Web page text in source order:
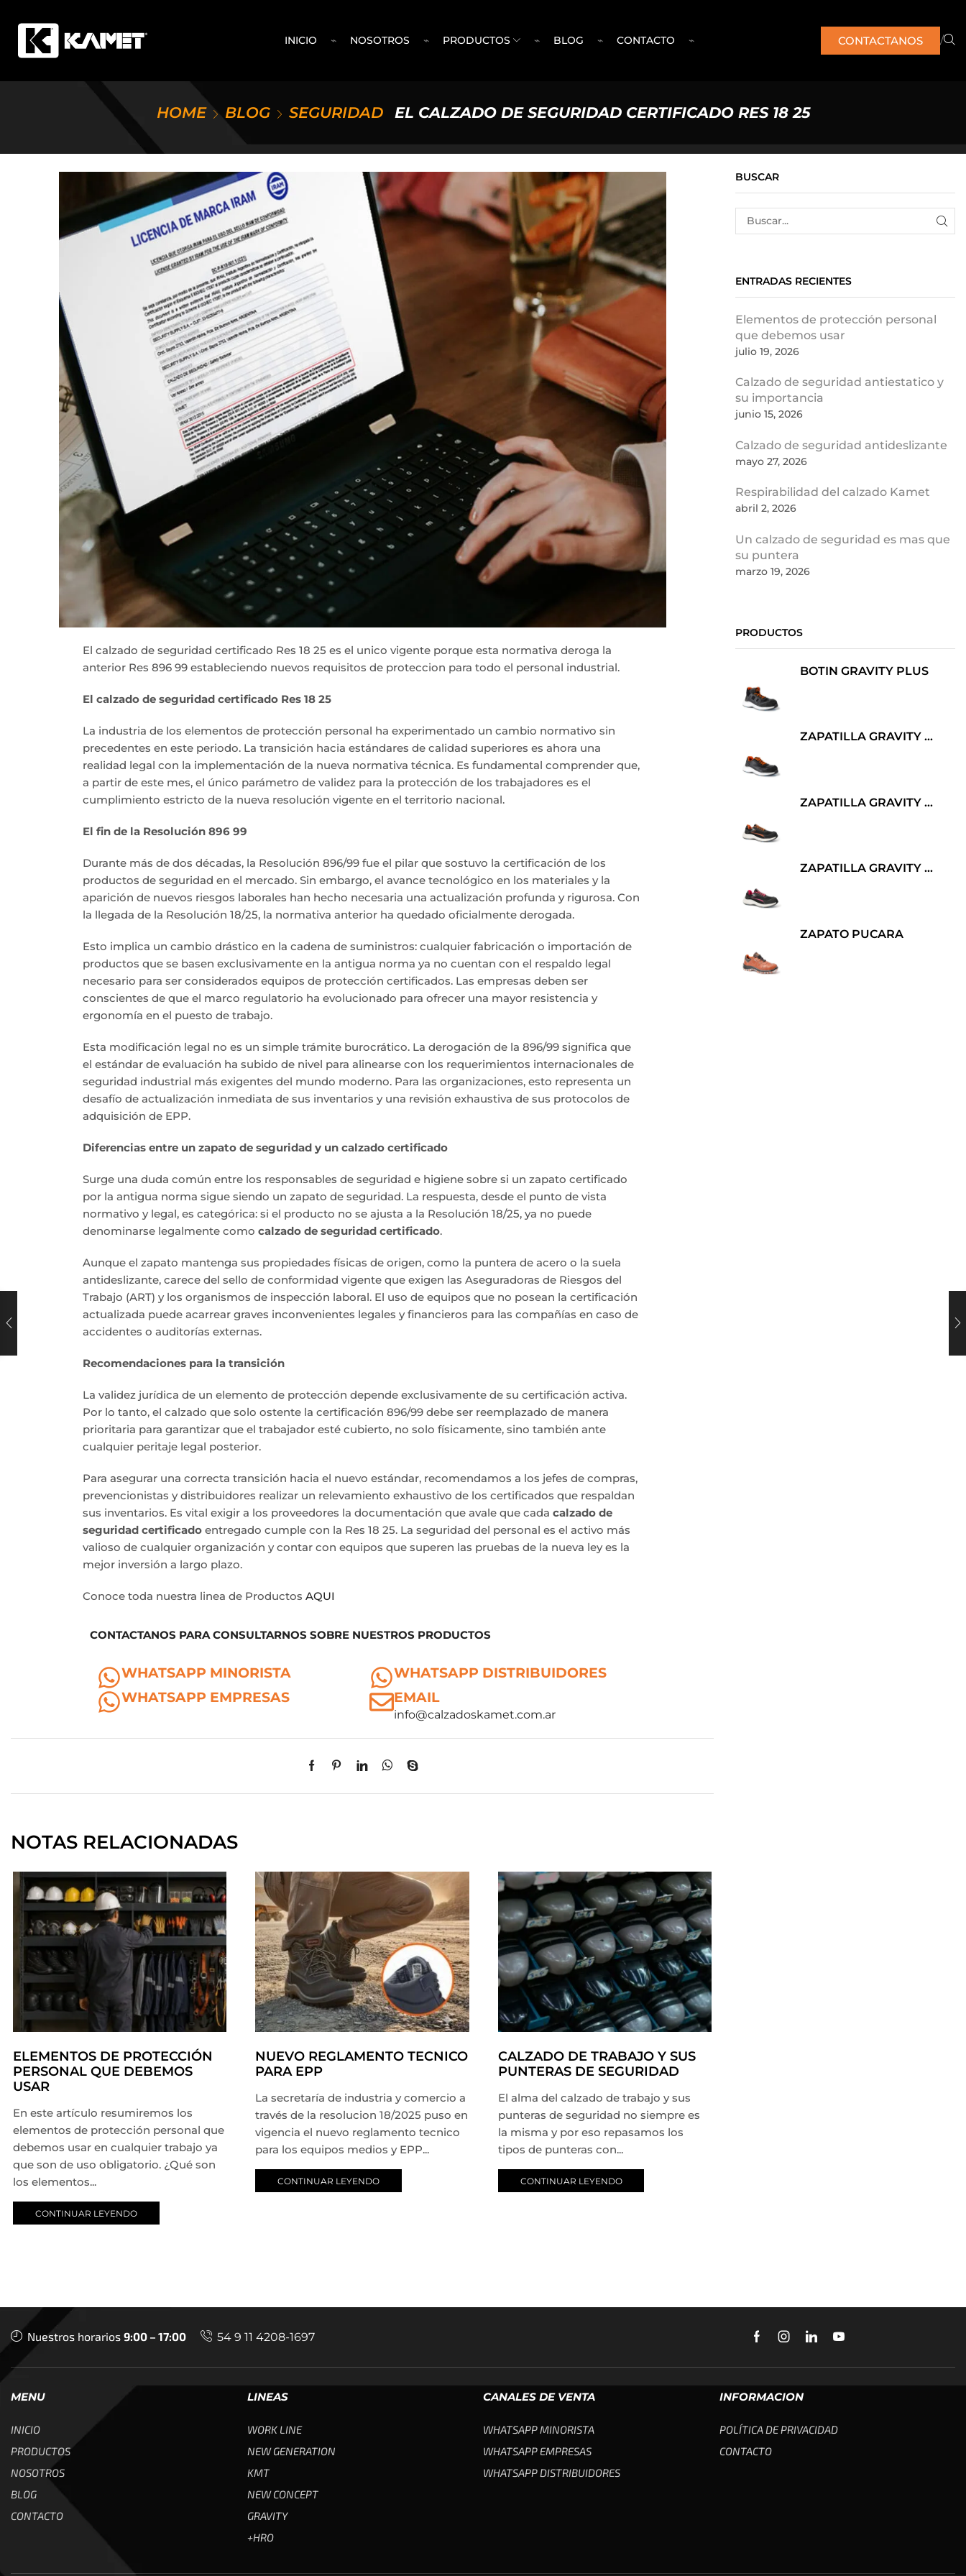
INICIO ⌁ NOSOTROS ⌁ PRODUCTOS ⌁ BLOG ⌁ CONTACTO ⌁ CONTACTANOS /
HOME BLOG SEGURIDAD EL CALZADO DE SEGURIDAD CERTIFICADO RES 18 25
El calzado de seguridad certificado Res 18 25 es el unico vigente porque esta normativa deroga la
anterior Res 896 99 estableciendo nuevos requisitos de proteccion para todo el personal industrial.
El calzado de seguridad certificado Res 18 25
La industria de los elementos de protección personal ha experimentado un cambio normativo sin
precedentes en este periodo. La transición hacia estándares de calidad superiores es ahora una
realidad legal con la implementación de la nueva normativa técnica. Es fundamental comprender que,
a partir de este mes, el único parámetro de validez para la protección de los trabajadores es el
cumplimiento estricto de la nueva resolución vigente en el territorio nacional.
El fin de la Resolución 896 99
Durante más de dos décadas, la Resolución 896/99 fue el pilar que sostuvo la certificación de los
productos de seguridad en el mercado. Sin embargo, el avance tecnológico en los materiales y la
aparición de nuevos riesgos laborales han hecho necesaria una actualización profunda y rigurosa. Con
la llegada de la Resolución 18/25, la normativa anterior ha quedado oficialmente derogada.
Esto implica un cambio drástico en la cadena de suministros: cualquier fabricación o importación de
productos que se basen exclusivamente en la antigua norma ya no cuentan con el respaldo legal
necesario para ser considerados equipos de protección certificados. Las empresas deben ser
conscientes de que el marco regulatorio ha evolucionado para ofrecer una mayor resistencia y
ergonomía en el puesto de trabajo.
Esta modificación legal no es un simple trámite burocrático. La derogación de la 896/99 significa que
el estándar de evaluación ha subido de nivel para alinearse con los requerimientos internacionales de
seguridad industrial más exigentes del mundo moderno. Para las organizaciones, esto representa un
desafío de actualización inmediata de sus inventarios y una revisión exhaustiva de sus protocolos de
adquisición de EPP.
Diferencias entre un zapato de seguridad y un calzado certificado
Surge una duda común entre los responsables de seguridad e higiene sobre si un zapato certificado
por la antigua norma sigue siendo un zapato de seguridad. La respuesta, desde el punto de vista
normativo y legal, es categórica: si el producto no se ajusta a la Resolución 18/25, ya no puede
denominarse legalmente como calzado de seguridad certificado.
Aunque el zapato mantenga sus propiedades físicas de origen, como la puntera de acero o la suela
antideslizante, carece del sello de conformidad vigente que exigen las Aseguradoras de Riesgos del
Trabajo (ART) y los organismos de inspección laboral. El uso de equipos que no posean la certificación
actualizada puede acarrear graves inconvenientes legales y financieros para las compañías en caso de
accidentes o auditorías externas.
Recomendaciones para la transición
La validez jurídica de un elemento de protección depende exclusivamente de su certificación activa.
Por lo tanto, el calzado que solo ostente la certificación 896/99 debe ser reemplazado de manera
prioritaria para garantizar que el trabajador esté cubierto, no solo físicamente, sino también ante
cualquier peritaje legal posterior.
Para asegurar una correcta transición hacia el nuevo estándar, recomendamos a los jefes de compras,
prevencionistas y distribuidores realizar un relevamiento exhaustivo de los certificados que respaldan
sus inventarios. Es vital exigir a los proveedores la documentación que avale que cada calzado de
seguridad certificado entregado cumple con la Res 18 25. La seguridad del personal es el activo más
valioso de cualquier organización y contar con equipos que superen las pruebas de la nueva ley es la
mejor inversión a largo plazo.
Conoce toda nuestra linea de Productos AQUI
CONTACTANOS PARA CONSULTARNOS SOBRE NUESTROS PRODUCTOS
WHATSAPP MINORISTA
WHATSAPP EMPRESAS
WHATSAPP DISTRIBUIDORES
EMAIL
info@calzadoskamet.com.ar
NOTAS RELACIONADAS
ELEMENTOS DE PROTECCIÓN
PERSONAL QUE DEBEMOS
USAR
En este artículo resumiremos los
elementos de protección personal que
debemos usar en cualquier trabajo ya
que son de uso obligatorio. ¿Qué son
los elementos...
CONTINUAR LEYENDO
NUEVO REGLAMENTO TECNICO
PARA EPP
La secretaría de industria y comercio a
través de la resolucion 18/2025 puso en
vigencia el nuevo reglamento tecnico
para los equipos medios y EPP...
CONTINUAR LEYENDO
CALZADO DE TRABAJO Y SUS
PUNTERAS DE SEGURIDAD
El alma del calzado de trabajo y sus
punteras de seguridad no siempre es
la misma y por eso repasamos los
tipos de punteras con...
CONTINUAR LEYENDO
BUSCAR
ENTRADAS RECIENTES
Elementos de protección personal
que debemos usar
julio 19, 2026
Calzado de seguridad antiestatico y
su importancia
junio 15, 2026
Calzado de seguridad antideslizante
mayo 27, 2026
Respirabilidad del calzado Kamet
abril 2, 2026
Un calzado de seguridad es mas que
su puntera
marzo 19, 2026
PRODUCTOS
BOTIN GRAVITY PLUS
ZAPATILLA GRAVITY TWO
ZAPATILLA GRAVITY ONE
ZAPATILLA GRAVITY ONE LADY
ZAPATO PUCARA
Nuestros horarios 9:00 – 17:00 54 9 11 4208-1697
MENU
INICIO
PRODUCTOS
NOSOTROS
BLOG
CONTACTO
LINEAS
WORK LINE
NEW GENERATION
KMT
NEW CONCEPT
GRAVITY
+HRO
CANALES DE VENTA
WHATSAPP MINORISTA
WHATSAPP EMPRESAS
WHATSAPP DISTRIBUIDORES
INFORMACION
POLÍTICA DE PRIVACIDAD
CONTACTO